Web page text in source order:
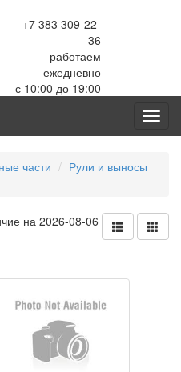
+7 383 309-22-
36
работаем
ежедневно
с 10:00 до 19:00
части
Рули и выносы
на 2026-08-06